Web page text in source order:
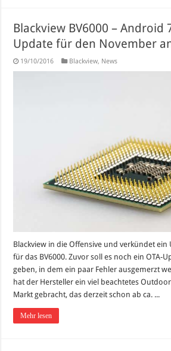
Blackview BV6000 – Android
Update für den November
19/10/2016 Blackview, News
Blackview in die Offensive und verkündet
für das BV6000. Zuvor soll es noch ein OTA-
geben, in dem ein paar Fehler ausgemerzt
hat der Hersteller ein viel beachtetes
Markt gebracht, das derzeit schon ab ca. ...
Mehr lesen